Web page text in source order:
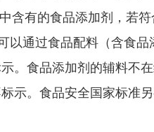
含有的食品添加剂，若符
以通过食品配料（含食品
。 食品添加剂的辅料不
示。 食品安全国家标准